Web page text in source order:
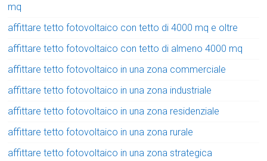
mq
affittare tetto fotovoltaico con tetto di 4000 mq e oltre
affittare tetto fotovoltaico con tetto di almeno 4000 mq
affittare tetto fotovoltaico in una zona commerciale
affittare tetto fotovoltaico in una zona industriale
affittare tetto fotovoltaico in una zona residenziale
affittare tetto fotovoltaico in una zona rurale
affittare tetto fotovoltaico in una zona strategica